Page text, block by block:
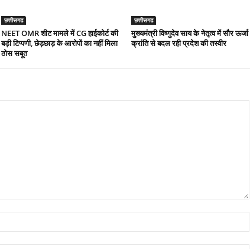
छत्तीसगढ
NEET OMR शीट मामले में CG हाईकोर्ट की
बड़ी टिप्पणी, छेड़छाड़ के आरोपों का नहीं मिला
ठोस सबूत
छत्तीसगढ
मुख्यमंत्री विष्णुदेव साय के नेतृत्व में सौर ऊर्जा
क्रांति से बदल रही प्रदेश की तस्वीर